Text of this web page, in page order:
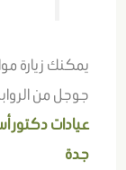
يمكنك زيارة
جوجل من
عيادات دكتور
جدة